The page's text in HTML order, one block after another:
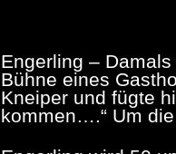
Engerling –
Bühne eines
Kneiper und fügte
kommen….“ Um